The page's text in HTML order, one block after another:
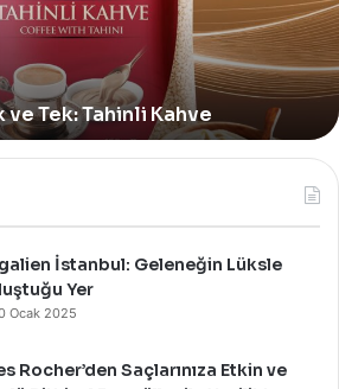
Bodrum’da Yer Alan Yeni
Özel Bir Davet İle
İstanbul: Geleneğin Lüksle
Yer
Ocak 2025
Rocher’den Saçlarınıza Etkin ve